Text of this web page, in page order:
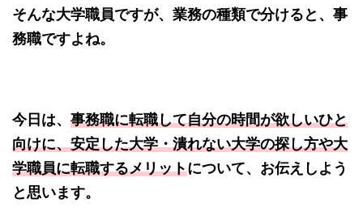
そんな大学職員ですが、業務の種類で分けると、事
務職ですよね。
今日は、 事務職に転職して自分の時間が欲しいひと
向けに、安定した大学・潰れない大学の探し方や大
学職員に転職するメリットについて、お伝えしよう
と思います。